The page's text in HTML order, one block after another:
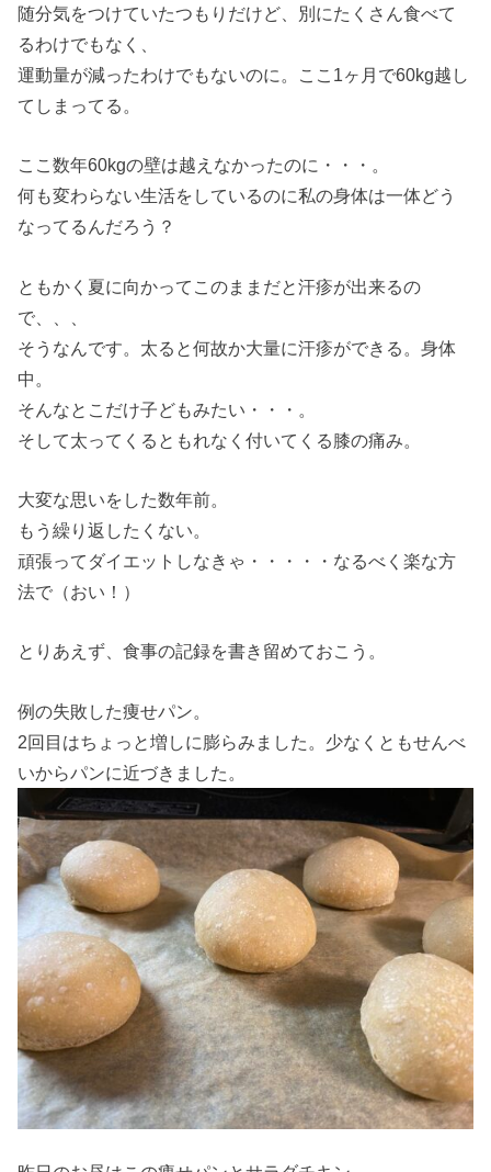
随分気をつけていたつもりだけど、別にたくさん食べて
るわけでもなく、
運動量が減ったわけでもないのに。ここ1ヶ月で60kg越し
てしまってる。
ここ数年60kgの壁は越えなかったのに・・・。
何も変わらない生活をしているのに私の身体は一体どう
なってるんだろう？
ともかく夏に向かってこのままだと汗疹が出来るの
で、、、
そうなんです。太ると何故か大量に汗疹ができる。身体
中。
そんなとこだけ子どもみたい・・・。
そして太ってくるともれなく付いてくる膝の痛み。
大変な思いをした数年前。
もう繰り返したくない。
頑張ってダイエットしなきゃ・・・・・なるべく楽な方
法で（おい！）
とりあえず、食事の記録を書き留めておこう。
例の失敗した痩せパン。
2回目はちょっと増しに膨らみました。少なくともせんべ
いからパンに近づきました。